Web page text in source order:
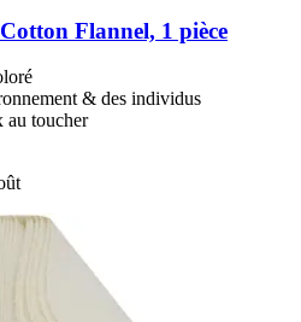
Flannel, 1 pièce
& des individus
au toucher